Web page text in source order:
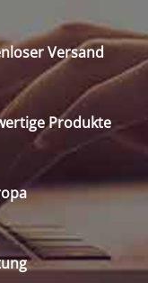
Versand
Produkte